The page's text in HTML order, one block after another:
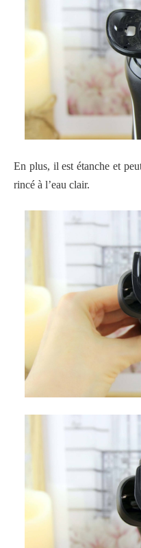
En plus, il est étanche et
rincé à l’eau clair.